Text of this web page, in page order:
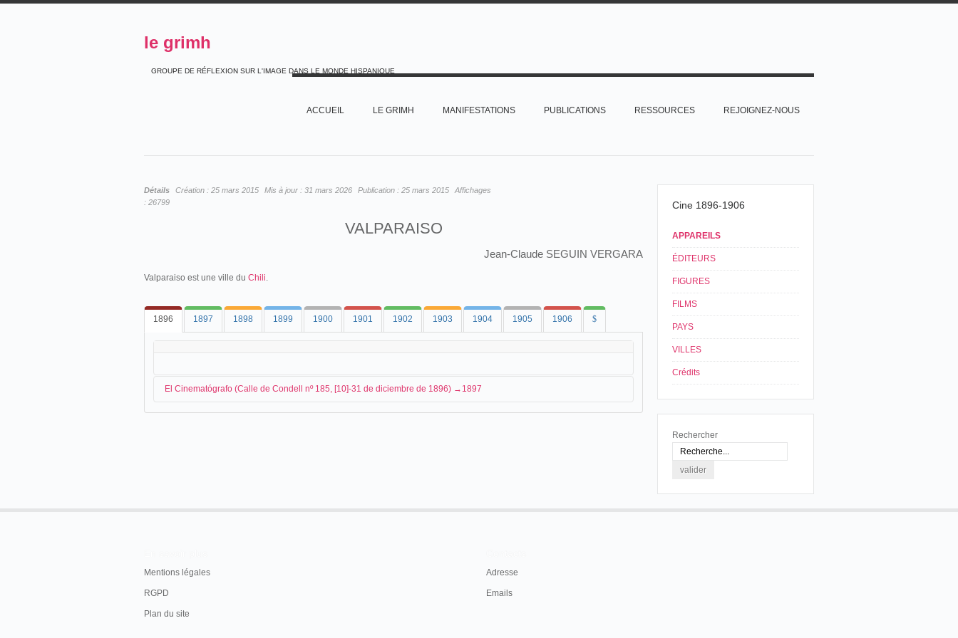
le grimh
GROUPE DE RÉFLEXION SUR L'IMAGE DANS LE MONDE HISPANIQUE
ACCUEIL LE GRIMH MANIFESTATIONS PUBLICATIONS RESSOURCES REJOIGNEZ-NOUS
Détails Création : 25 mars 2015 Mis à jour : 31 mars 2026 Publication : 25 mars 2015
Affichages
: 26799
VALPARAISO
Jean-Claude SEGUIN VERGARA
Valparaiso est une ville du Chili.
1896 1897 1898 1899 1900 1901 1902 1903 1904 1905 1906 $
El Cinematógrafo (Calle de Condell nº 185, [10]-31 de diciembre de 1896) →1897
Cine 1896-1906
APPAREILS
ÉDITEURS
FIGURES
FILMS
PAYS
VILLES
Crédits
Rechercher
Mentions légales
RGPD
Plan du site
Adresse
Emails